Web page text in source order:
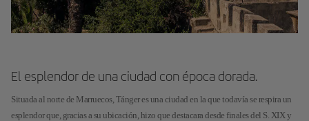
El esplendor de una ciudad con época dorada.
Situada al norte de Marruecos, Tánger es una ciudad en la que todavía se respira un
esplendor que, gracias a su ubicación, hizo que destacara desde finales del S. XIX y